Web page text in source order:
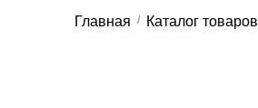
Главная Каталог товаров